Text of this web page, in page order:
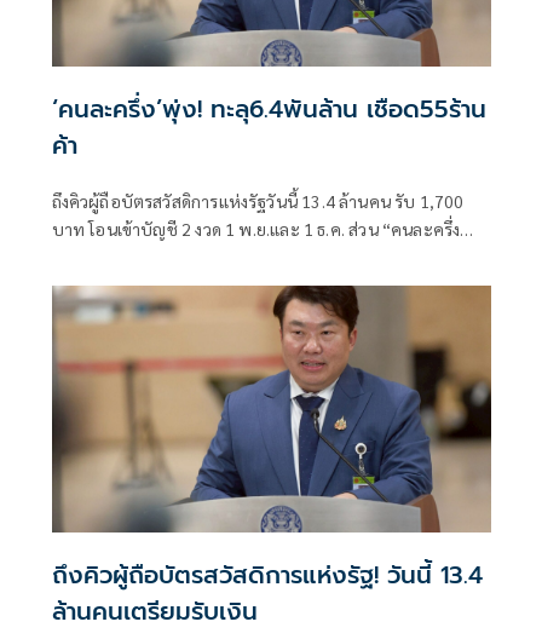
‘คนละครึ่ง’พุ่ง! ทะลุ6.4พันล้าน เชือด55ร้าน
ค้า
ถึงคิวผู้ถือบัตรสวัสดิการแห่งรัฐวันนี้ 13.4 ล้านคน รับ 1,700
บาท โอนเข้าบัญชี 2 งวด 1 พ.ย.และ 1 ธ.ค. ส่วน “คนละครึ่ง
ค้าทั่วประเทศสมัครเข้าร่วมโครงการได้
ถึงคิวผู้ถือบัตรสวัสดิการแห่งรัฐ! วันนี้ 13.4
ล้านคนเตรียมรับเงิน